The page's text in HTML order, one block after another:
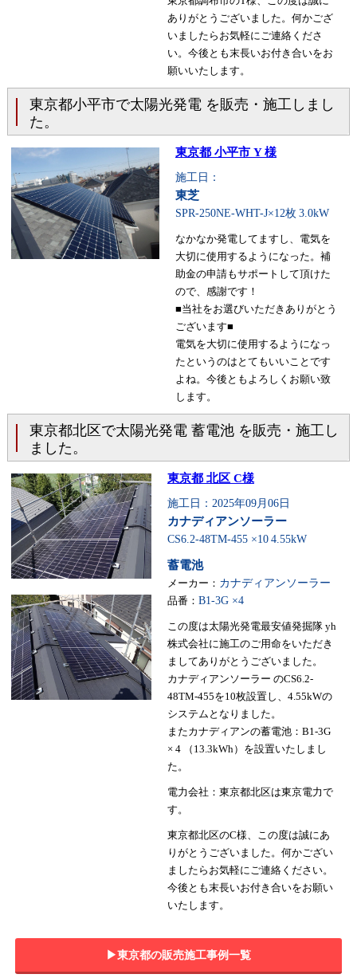
ありがとうございました。何かござ
いましたらお気軽にご連絡くださ
い。今後とも末長いお付き合いをお
願いいたします。
東京都小平市で太陽光発電 を販売・施工しまし
た。
東京都 小平市 Y 様
施工日：
東芝
SPR-250NE-WHT-J×12枚 3.0kW
なかなか発電してますし、電気を
大切に使用するようになった。補
助金の申請もサポートして頂けた
ので、感謝です！
■当社をお選びいただきありがとう
ございます■
電気を大切に使用するようになっ
たというのはとてもいいことです
よね。今後ともよろしくお願い致
します。
東京都北区で太陽光発電 蓄電池 を販売・施工し
ました。
東京都 北区 C様
施工日：2025年09月06日
カナディアンソーラー
CS6.2-48TM-455 ×10 4.55kW
蓄電池
メーカー： カナディアンソーラー
品番： B1-3G ×4
この度は太陽光発電最安値発掘隊 yh
株式会社に施工のご用命をいただき
ましてありがとうございました。
カナディアンソーラー のCS6.2-
48TM-455を10枚設置し、4.55kWの
システムとなりました。
またカナディアンの蓄電池：B1-3G
× 4 （13.3kWh）を設置いたしまし
た。
電力会社：東京都北区は東京電力で
す。
東京都北区のC様、この度は誠にあ
りがとうございました。何かござい
ましたらお気軽にご連絡ください。
今後とも末長いお付き合いをお願い
いたします。
▶︎東京都の販売施工事例一覧